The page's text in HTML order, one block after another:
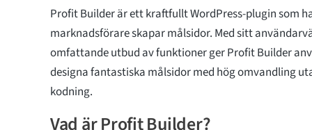
Profit Builder är ett kraftfullt WordPress-plugin som
marknadsförare skapar målsidor. Med sitt
omfattande utbud av funktioner ger Profit Builder
designa fantastiska målsidor med hög omvandling
kodning.
Vad är Profit Builder?